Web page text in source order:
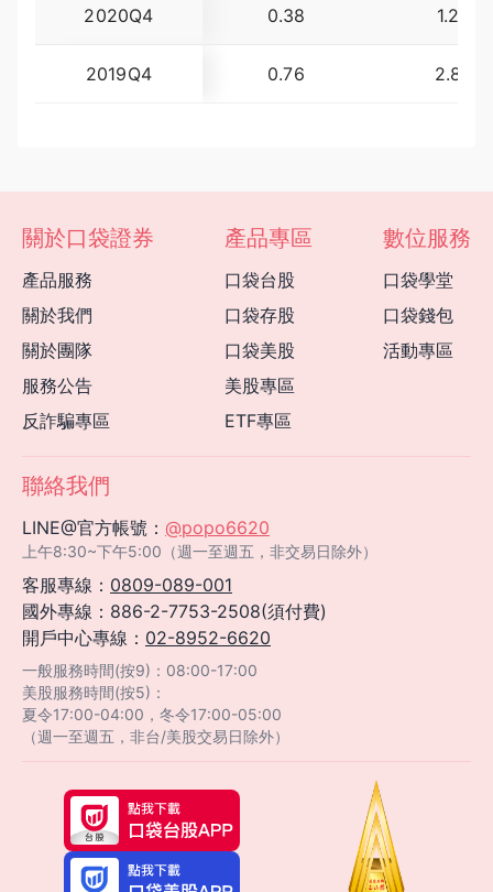
2020Q4 0.38 1.20
2019Q4 0.76 2.86
關於口袋證券
產品服務
關於我們
關於團隊
服務公告
反詐騙專區
產品專區
口袋台股
口袋存股
口袋美股
美股專區
ETF專區
數位服務
口袋學堂
口袋錢包
活動專區
聯絡我們
LINE@官方帳號： @popo6620
上午8:30~下午5:00（週一至週五，非交易日除外）
客服專線： 0809-089-001
國外專線：886-2-7753-2508(須付費)
開戶中心專線： 02-8952-6620
一般服務時間(按9)：08:00-17:00
美股服務時間(按5)：
夏令17:00-04:00，冬令17:00-05:00
（週一至週五，非台/美股交易日除外）